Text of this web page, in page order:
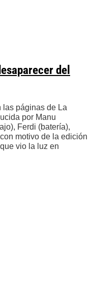
del
las páginas de La
por Manu
Ferdi (batería),
motivo de la edición
vio la luz en